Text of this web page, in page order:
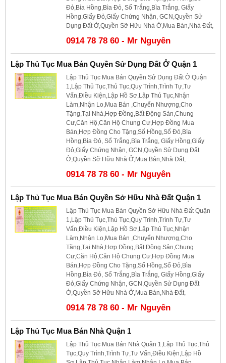
Đỏ,Bìa Hồng,Bìa Đỏ, Sổ Trắng,Bìa Trắng, Giấy
Hồng,Giấy Đỏ,Giấy Chứng Nhận, GCN,Quyền Sử
Dụng Đất Ở,Quyền Sỡ Hữu Nhà Ở,Mua Bán,Nhà Đất,
0914 78 78 60 - Mr Nguyên
Lập Thủ Tục Mua Bán Quyền Sử Dụng Đất Ở Quận 1
Lập Thủ Tục Mua Bán Quyền Sử Dụng Đất Ở Quận
1,Lập Thủ Tục,Thủ Tục,Quy Trình,Trình Tự,Tư
Vấn,Điều Kiện,Lập Hồ Sơ,Lập Thủ Tục,Nhận
Làm,Nhận Lo,Mua Bán ,Chuyển Nhượng,Cho
Tặng,Tại Nhà,Hợp Đồng,Bất Động Sản,Chung
Cư,Căn Hộ,Căn Hộ Chung Cư,Hợp Đồng Mua
Bán,Hợp Đồng Cho Tặng,Sổ Hồng,Sổ Đỏ,Bìa
Hồng,Bìa Đỏ, Sổ Trắng,Bìa Trắng, Giấy Hồng,Giấy
Đỏ,Giấy Chứng Nhận, GCN,Quyền Sử Dụng Đất
Ở,Quyền Sỡ Hữu Nhà Ở,Mua Bán,Nhà Đất,
0914 78 78 60 - Mr Nguyên
Lập Thủ Tục Mua Bán Quyền Sở Hữu Nhà Đất Quận 1
Lập Thủ Tục Mua Bán Quyền Sở Hữu Nhà Đất Quận
1,Lập Thủ Tục,Thủ Tục,Quy Trình,Trình Tự,Tư
Vấn,Điều Kiện,Lập Hồ Sơ,Lập Thủ Tục,Nhận
Làm,Nhận Lo,Mua Bán ,Chuyển Nhượng,Cho
Tặng,Tại Nhà,Hợp Đồng,Bất Động Sản,Chung
Cư,Căn Hộ,Căn Hộ Chung Cư,Hợp Đồng Mua
Bán,Hợp Đồng Cho Tặng,Sổ Hồng,Sổ Đỏ,Bìa
Hồng,Bìa Đỏ, Sổ Trắng,Bìa Trắng, Giấy Hồng,Giấy
Đỏ,Giấy Chứng Nhận, GCN,Quyền Sử Dụng Đất
Ở,Quyền Sỡ Hữu Nhà Ở,Mua Bán,Nhà Đất,
0914 78 78 60 - Mr Nguyên
Lập Thủ Tục Mua Bán Nhà Quận 1
Lập Thủ Tục Mua Bán Nhà Quận 1,Lập Thủ Tục,Thủ
Tục,Quy Trình,Trình Tự,Tư Vấn,Điều Kiện,Lập Hồ